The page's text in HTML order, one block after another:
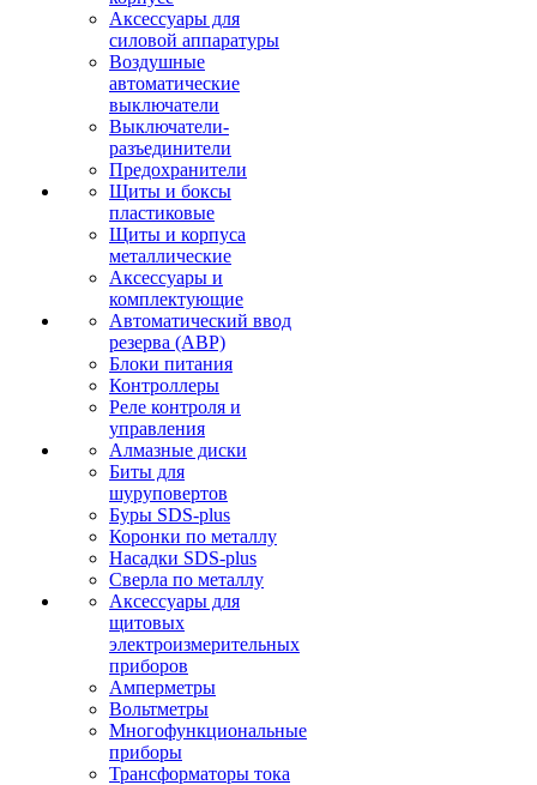
Аксессуары для
силовой аппаратуры
Воздушные
автоматические
выключатели
Выключатели-
разъединители
Предохранители
Щиты и боксы
пластиковые
Щиты и корпуса
металлические
Аксессуары и
комплектующие
Автоматический ввод
резерва (АВР)
Блоки питания
Контроллеры
Реле контроля и
управления
Алмазные диски
Биты для
шуруповертов
Буры SDS-plus
Коронки по металлу
Насадки SDS-plus
Сверла по металлу
Аксессуары для
щитовых
электроизмерительных
приборов
Амперметры
Вольтметры
Многофункциональные
приборы
Трансформаторы тока